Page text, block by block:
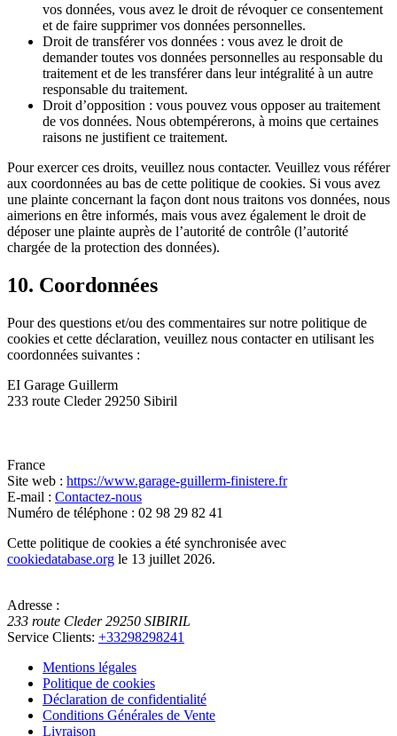
vos données, vous avez le droit de révoquer ce consentement
et de faire supprimer vos données personnelles.
Droit de transférer vos données : vous avez le droit de
demander toutes vos données personnelles au responsable du
traitement et de les transférer dans leur intégralité à un autre
responsable du traitement.
Droit d’opposition : vous pouvez vous opposer au traitement
de vos données. Nous obtempérerons, à moins que certaines
raisons ne justifient ce traitement.
Pour exercer ces droits, veuillez nous contacter. Veuillez vous référer
aux coordonnées au bas de cette politique de cookies. Si vous avez
une plainte concernant la façon dont nous traitons vos données, nous
aimerions en être informés, mais vous avez également le droit de
déposer une plainte auprès de l’autorité de contrôle (l’autorité
chargée de la protection des données).
10. Coordonnées
Pour des questions et/ou des commentaires sur notre politique de
cookies et cette déclaration, veuillez nous contacter en utilisant les
coordonnées suivantes :
EI Garage Guillerm
233 route Cleder 29250 Sibiril
France
Site web : https://www.garage-guillerm-finistere.fr
E-mail : Contactez-nous
Numéro de téléphone : 02 98 29 82 41
Cette politique de cookies a été synchronisée avec
cookiedatabase.org le 13 juillet 2026.
Adresse :
233 route Cleder 29250 SIBIRIL
Service Clients: +33298298241
Mentions légales
Politique de cookies
Déclaration de confidentialité
Conditions Générales de Vente
Livraison